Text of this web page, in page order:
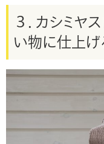
３．カシミヤ
い物に仕上げ